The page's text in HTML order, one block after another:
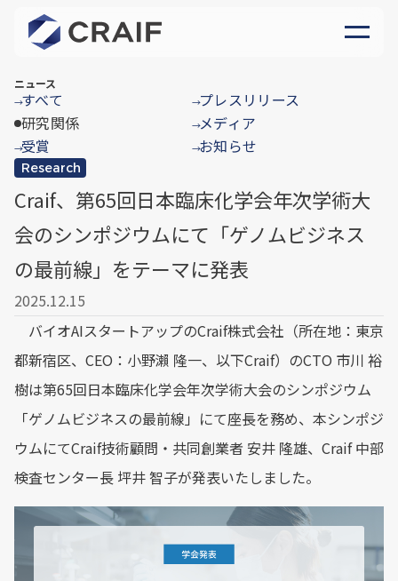
ニュース
→すべて →プレスリリース
研究関係
→メディア
→受賞 →お知らせ
Research
Craif、第65回日本臨床化学会年次学術大
会のシンポジウムにて「ゲノムビジネス
の最前線」をテーマに発表
2025.12.15
バイオAIスタートアップのCraif株式会社（所在地：東京
都新宿区、CEO：小野瀨 隆一、以下Craif）のCTO 市川 裕
樹は第65回日本臨床化学会年次学術大会のシンポジウム
「ゲノムビジネスの最前線」にて座長を務め、本シンポジ
ウムにてCraif技術顧問・共同創業者 安井 隆雄、Craif 中部
検査センター長 坪井 智子が発表いたしました。